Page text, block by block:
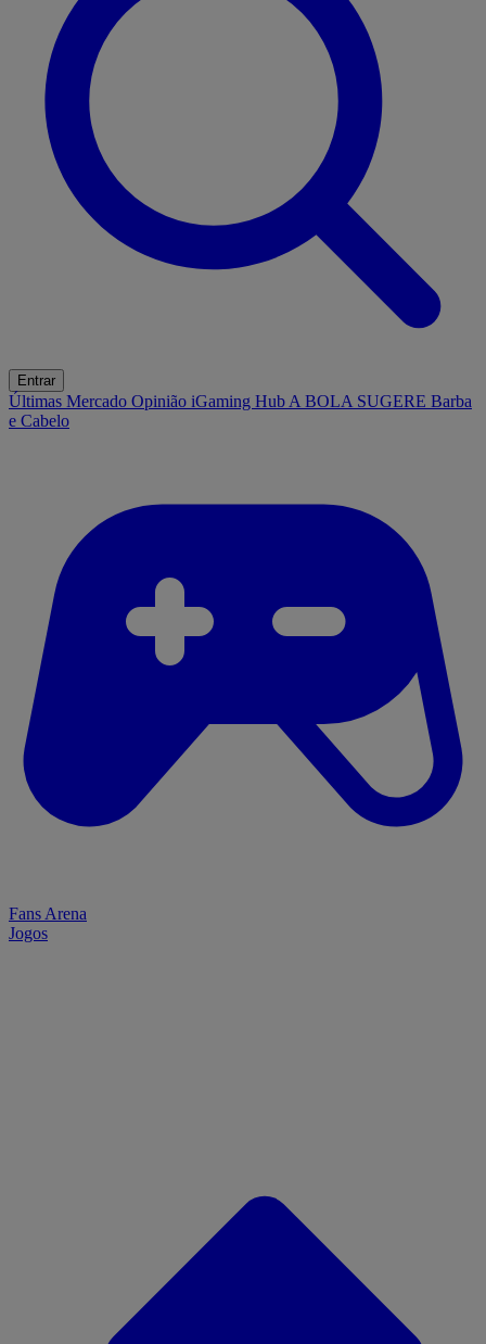
Entrar
Últimas Mercado Opinião iGaming Hub A BOLA SUGERE Barba
e Cabelo
Fans Arena
Jogos